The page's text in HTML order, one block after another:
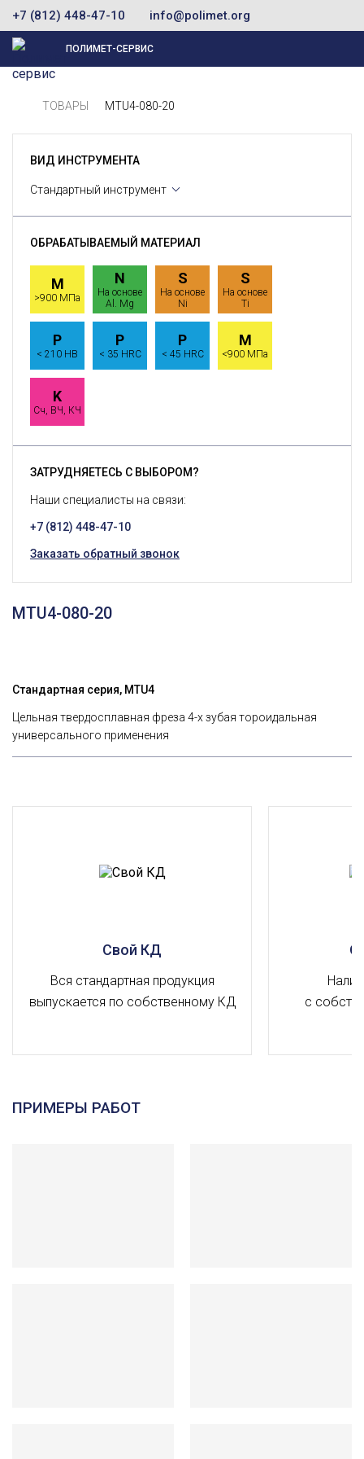
+7 (812) 448-47-10 info@polimet.org
ПОЛИМЕТ-СЕРВИС
ТОВАРЫ MTU4-080-20
MTU4-080-20
Стандартная серия, MTU4
Цельная твердосплавная фреза 4-х зубая тороидальная
универсального применения
ВИД ИНСТРУМЕНТА
Стандартный инструмент
ОБРАБАТЫВАЕМЫЙ МАТЕРИАЛ
M
>900 МПа
N
На основе
Al. Mg
S
На основе
Ni
S
На основе
Ti
P
< 210 HB
P
< 35 HRC
P
< 45 HRC
M
<900 МПа
K
Сч, ВЧ, КЧ
ЗАТРУДНЯЕТЕСЬ С ВЫБОРОМ?
Наши специалисты на связи:
+7 (812) 448-47-10
Заказать обратный звонок
Свой КД
Вся стандартная продукция
выпускается по собственному КД
с
ПРИМЕРЫ РАБОТ